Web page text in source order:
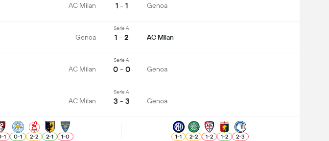
AC Milan 1 - 1 Genoa
Genoa
Serie A
1 - 2 AC Milan
AC Milan
Serie A
0 - 0 Genoa
AC Milan
Serie A
3 - 3 Genoa
-1 0-1 2-2 2-1 1-0 1-1 2-2 1-2 1-2 2-3